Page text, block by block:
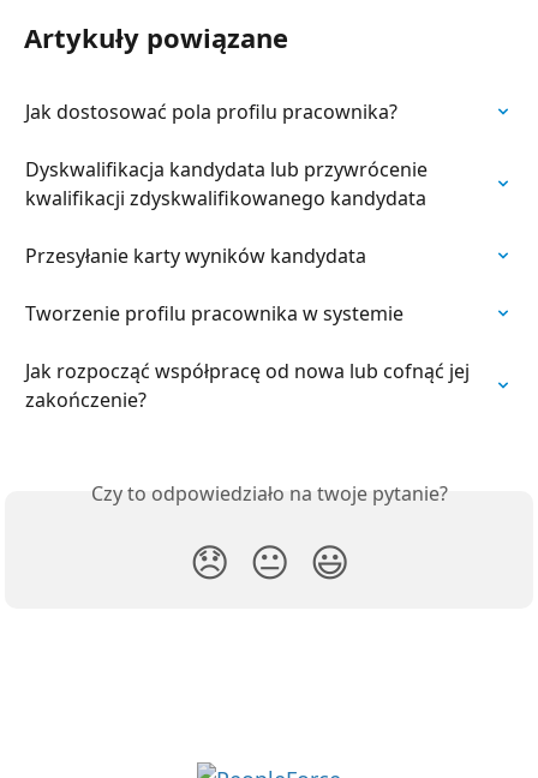
Artykuły powiązane
Jak dostosować pola profilu pracownika?
Dyskwalifikacja kandydata lub przywrócenie
kwalifikacji zdyskwalifikowanego kandydata
Przesyłanie karty wyników kandydata
Tworzenie profilu pracownika w systemie
Jak rozpocząć współpracę od nowa lub cofnąć jej
zakończenie?
Czy to odpowiedziało na twoje pytanie?
😞 😐 😃